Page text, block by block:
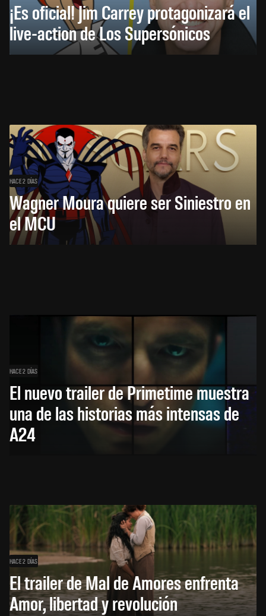
¡Es oficial! Jim Carrey protagonizará el
live-action de Los Supersónicos
HACE 2 DÍAS
Wagner Moura quiere ser Siniestro en
el MCU
HACE 2 DÍAS
El nuevo trailer de Primetime muestra
una de las historias más intensas de
A24
HACE 2 DÍAS
El trailer de Mal de Amores enfrenta
Amor, libertad y revolución